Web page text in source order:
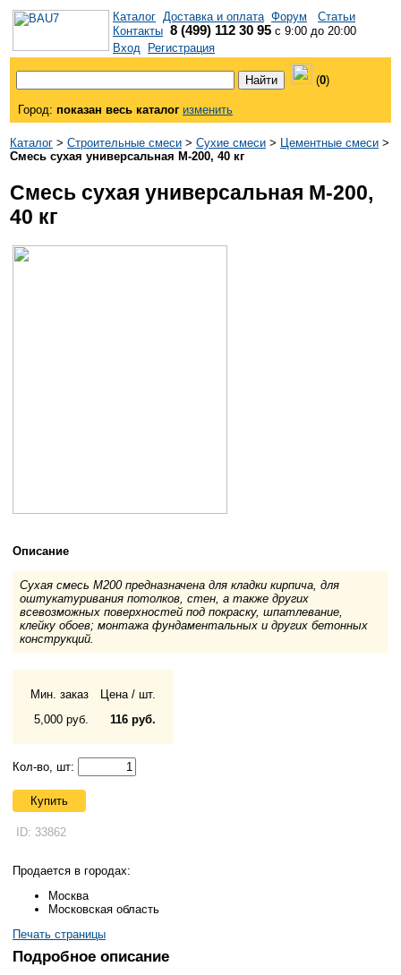
Каталог Доставка и оплата Форум
Статьи
Контакты 8 (499) 112 30 95 с 9:00 до 20:00
Вход
Регистрация
(0)
Город: показан весь каталог изменить
Каталог > Строительные смеси > Сухие смеси > Цементные смеси >
Смесь сухая универсальная М-200, 40 кг
Смесь сухая универсальная М-200,
40 кг
Описание
Сухая смесь М200 предназначена для кладки кирпича, для
оштукатуривания потолков, стен, а также других
всевозможных поверхностей под покраску, шпатлевание,
клейку обоев; монтажа фундаментальных и других бетонных
конструкций.
Мин. заказ
Цена / шт.
5,000 руб.
116 руб.
Кол-во, шт:
Купить
ID: 33862
Продается в городах:
Москва
Московская область
Печать страницы
Подробное описание